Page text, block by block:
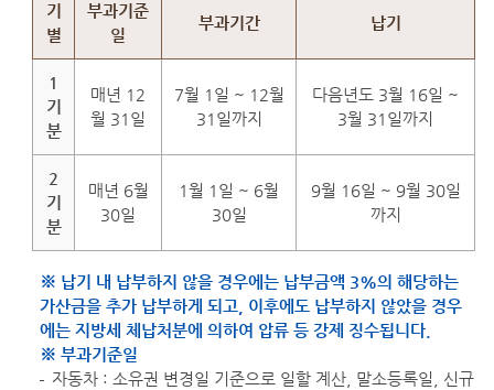
기
별
부과기준
일
부과기간 납기
1
기
분
매년 12
월 31일
7월 1일 ~ 12월
31일까지
다음년도 3월 16일 ~
3월 31일까지
2
기
분
매년 6월
30일
1월 1일 ~ 6월
30일
9월 16일 ~ 9월 30일
까지
※ 납기 내 납부하지 않을 경우에는 납부금액 3%의 해당하는
가산금을 추가 납부하게 되고, 이후에도 납부하지 않았을 경우
에는 지방세 체납처분에 의하여 압류 등 강제 징수됩니다.
※ 부과기준일
자동차 : 소유권 변경일 기준으로 일할 계산, 말소등록일, 신규